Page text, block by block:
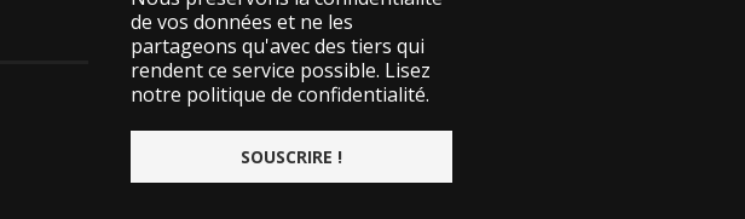
de vos données et ne les
partageons qu'avec des tiers qui
rendent ce service possible. Lisez
notre politique de confidentialité.